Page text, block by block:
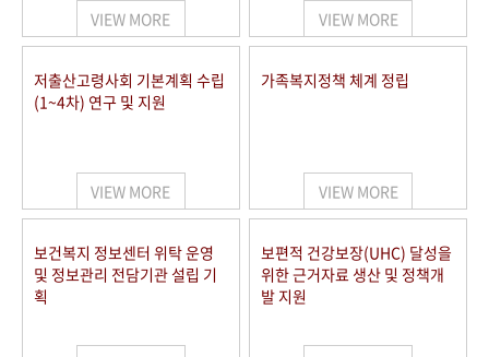
VIEW MORE VIEW MORE
저출산고령사회 기본계획 수립
(1~4차) 연구 및 지원
VIEW MORE
가족복지정책 체계 정립
VIEW MORE
보건복지 정보센터 위탁 운영
및 정보관리 전담기관 설립 기
획
보편적 건강보장(UHC) 달성을
위한 근거자료 생산 및 정책개
발 지원